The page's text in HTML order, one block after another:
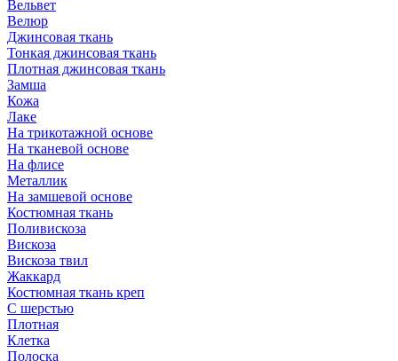
Вельвет
Велюр
Джинсовая ткань
Тонкая джинсовая ткань
Плотная джинсовая ткань
Замша
Кожа
Лаке
На трикотажной основе
На тканевой основе
На флисе
Металлик
На замшевой основе
Костюмная ткань
Поливискоза
Вискоза
Вискоза твил
Жаккард
Костюмная ткань креп
С шерстью
Плотная
Клетка
Полоска